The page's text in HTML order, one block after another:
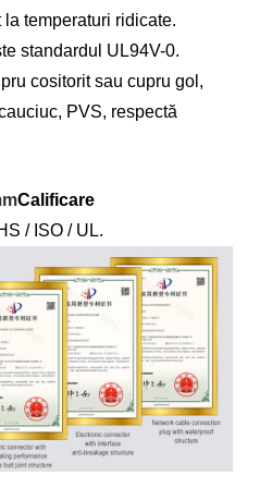
temperaturi ridicate.
standardul UL94V-0.
cositorit sau cupru gol,
PVS, respectă
Calificare
/ ISO / UL.